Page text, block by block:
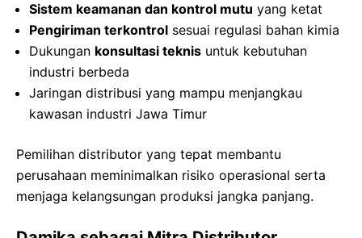
Sistem keamanan dan kontrol mutu yang ketat
Pengiriman terkontrol sesuai regulasi bahan kimia
Dukungan konsultasi teknis untuk kebutuhan
industri berbeda
Jaringan distribusi yang mampu menjangkau
kawasan industri Jawa Timur
Pemilihan distributor yang tepat membantu
perusahaan meminimalkan risiko operasional serta
menjaga kelangsungan produksi jangka panjang.